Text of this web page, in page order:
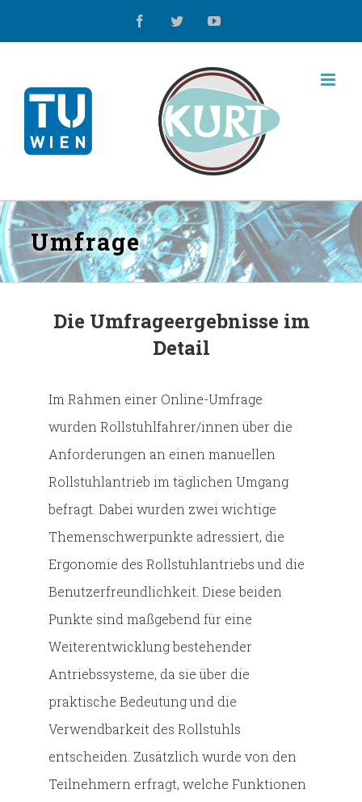
Inhalt
facebooktwitter youtube
Umfrage
Die Umfrageergebnisse im
Detail
Im Rahmen einer Online-Umfrage
wurden Rollstuhlfahrer/innen über die
Anforderungen an einen manuellen
Rollstuhlantrieb im täglichen Umgang
befragt. Dabei wurden zwei wichtige
Themenschwerpunkte adressiert, die
Ergonomie des Rollstuhlantriebs und die
Benutzerfreundlichkeit. Diese beiden
Punkte sind maßgebend für eine
Weiterentwicklung bestehender
Antriebssysteme, da sie über die
praktische Bedeutung und die
Verwendbarkeit des Rollstuhls
entscheiden. Zusätzlich wurde von den
Teilnehmern erfragt, welche Funktionen